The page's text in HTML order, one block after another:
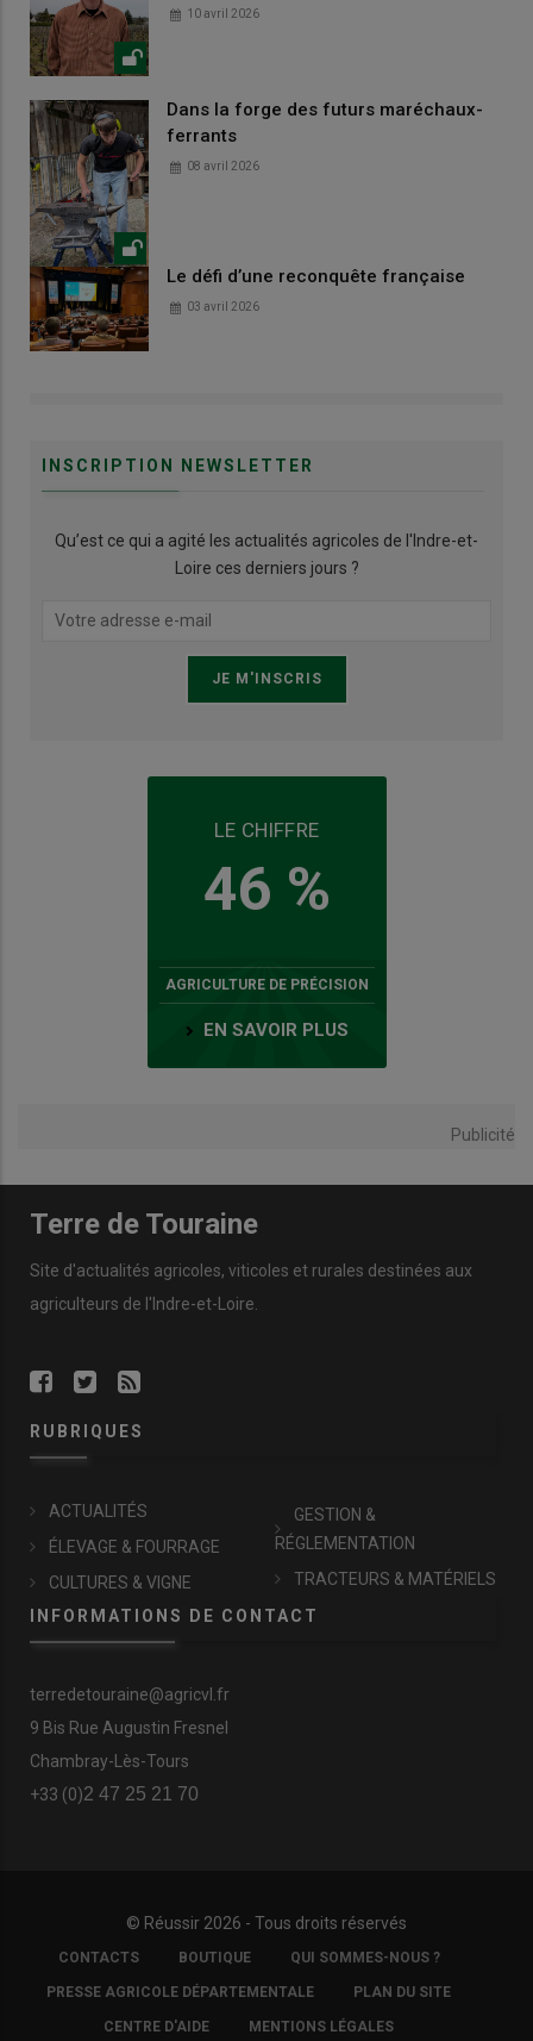
10 avril 2026
Dans la forge des futurs maréchaux-
ferrants
08 avril 2026
Le défi d’une reconquête française
03 avril 2026
INSCRIPTION NEWSLETTER
Qu’est ce qui a agité les actualités agricoles de l'Indre-et-
Loire ces derniers jours ?
LE CHIFFRE
46 %
AGRICULTURE DE PRÉCISION
EN SAVOIR PLUS
Publicité
Terre de Touraine
Site d'actualités agricoles, viticoles et rurales destinées aux
agriculteurs de l'Indre-et-Loire.
RUBRIQUES
ACTUALITÉS
ÉLEVAGE & FOURRAGE
CULTURES & VIGNE
GESTION &
RÉGLEMENTATION
TRACTEURS & MATÉRIELS
INFORMATIONS DE CONTACT
terredetouraine@agricvl.fr
9 Bis Rue Augustin Fresnel
Chambray-Lès-Tours
+33 (0)2 47 25 21 70
© Réussir 2026 - Tous droits réservés
FOOTER
COPYRIGHT
CONTACTS BOUTIQUE QUI SOMMES-NOUS ?
PRESSE AGRICOLE DÉPARTEMENTALE PLAN DU SITE
CENTRE D'AIDE MENTIONS LÉGALES